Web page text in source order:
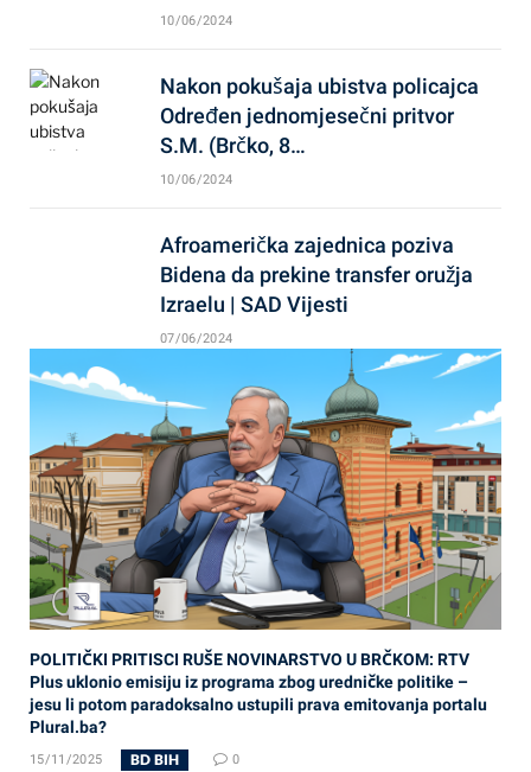
10/06/2024
Nakon pokušaja ubistva policajca
Određen jednomjesečni pritvor
S.M. (Brčko, 8…
10/06/2024
Afroamerička zajednica poziva
Bidena da prekine transfer oružja
Izraelu | SAD Vijesti
07/06/2024
POLITIČKI PRITISCI RUŠE NOVINARSTVO U BRČKOM: RTV
Plus uklonio emisiju iz programa zbog uredničke politike –
jesu li potom paradoksalno ustupili prava emitovanja portalu
Plural.ba?
15/11/2025 BD BIH 0